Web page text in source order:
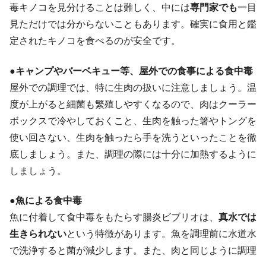
毒キノコを見分けることは難しく、中には専門家でも一目
見ただけでは分からないこともあります。確実に食用と鑑
定されたキノコを食べるのが安全です。
●キャンプやバーベキュー等、屋外での食事による食中毒
屋外での調理では、特に生肉の扱いに注意しましょう。温
度が上がると細菌も繁殖しやすくなるので、肉はクーラー
ボックスで冷やしておくこと、生肉を触った箸やトングを
使い回さない、生肉を触ったら手を洗うといったことを徹
底しましょう。また、調理の際には十分に加熱するように
しましょう。
●魚による食中毒
魚に付着して食中毒をもたらす腸炎ビブリオは、 真水では
生きられないという特徴があります。魚を調理前に水道水
で洗浄すると菌が減少します。また、肉と同じように調理